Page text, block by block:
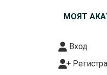
МОЯТ
Вход